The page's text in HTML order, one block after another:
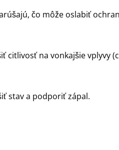
čo môže oslabiť
na vonkajšie vplyvy
stav a podporiť zápal.